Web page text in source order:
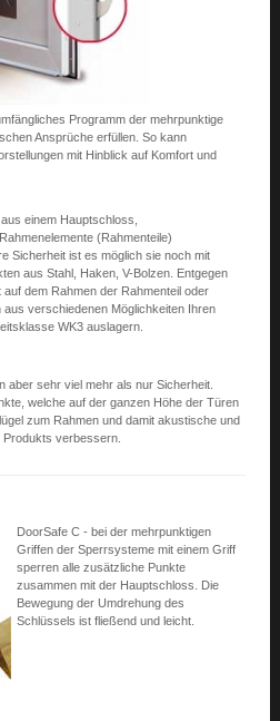
Programm der mehrpunktige
Ansprüche erfüllen. So kann
mit Hinblick auf Komfort und
einem Hauptschloss,
(Rahmenteile)
Sicherheit ist es möglich sie noch mit
aus Stahl, Haken, V-Bolzen. Entgegen
dem Rahmen der Rahmenteil oder
verschiedenen Möglichkeiten Ihren
WK3 auslagern.
aber sehr viel mehr als nur Sicherheit.
welche auf der ganzen Höhe der Türen
zum Rahmen und damit akustische und
verbessern.
DoorSafe C - bei der mehrpunktigen
Griffen der Sperrsysteme mit einem Griff
sperren alle zusätzliche Punkte
zusammen mit der Hauptschloss. Die
Bewegung der Umdrehung des
Schlüssels ist fließend und leicht.